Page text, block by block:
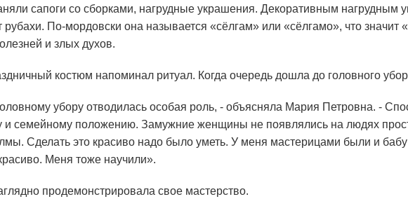
сапоги со сборками, нагрудные украшения. Декоративным нагрудным
рубахи. По-мордовски она называется «сёлгам» или «сёлгамо», что
и злых духов.
костюм напоминал ритуал. Когда очередь дошла до головного
убору отводилась особая роль, - объясняла Мария Петровна. -
и семейному положению. Замужние женщины не появлялись на людях
Сделать это красиво надо было уметь. У меня мастерицами были и
Меня тоже научили».
продемонстрировала свое мастерство.